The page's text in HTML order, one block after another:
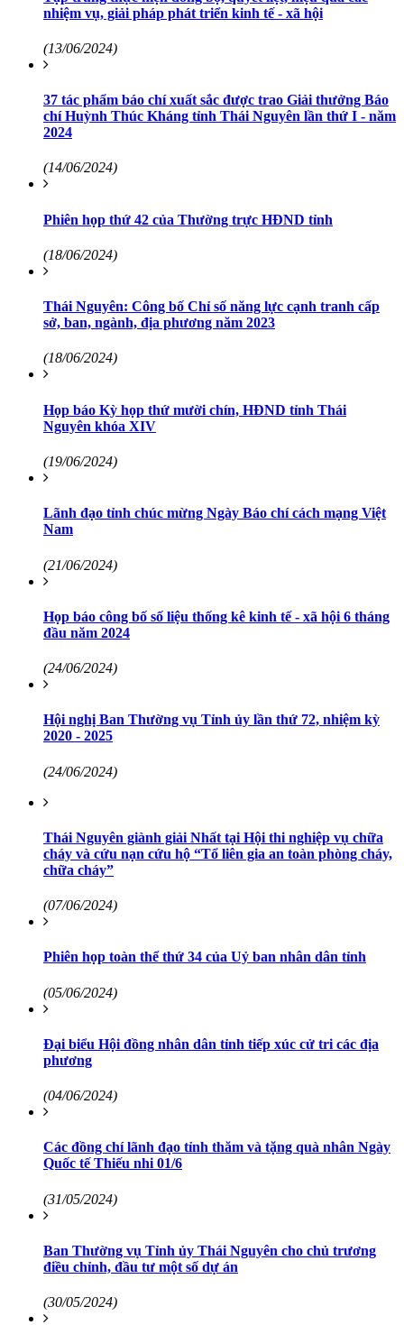
nhiệm vụ, giải pháp phát triển kinh tế - xã hội
(13/06/2024)
37 tác phẩm báo chí xuất sắc được trao Giải thưởng Báo
chí Huỳnh Thúc Kháng tỉnh Thái Nguyên lần thứ I - năm
2024
(14/06/2024)
Phiên họp thứ 42 của Thường trực HĐND tỉnh
(18/06/2024)
Thái Nguyên: Công bố Chỉ số năng lực cạnh tranh cấp
sở, ban, ngành, địa phương năm 2023
(18/06/2024)
Họp báo Kỳ họp thứ mười chín, HĐND tỉnh Thái
Nguyên khóa XIV
(19/06/2024)
Lãnh đạo tỉnh chúc mừng Ngày Báo chí cách mạng Việt
Nam
(21/06/2024)
Họp báo công bố số liệu thống kê kinh tế - xã hội 6 tháng
đầu năm 2024
(24/06/2024)
Hội nghị Ban Thường vụ Tỉnh ủy lần thứ 72, nhiệm kỳ
2020 - 2025
(24/06/2024)
Thái Nguyên giành giải Nhất tại Hội thi nghiệp vụ chữa
cháy và cứu nạn cứu hộ “Tổ liên gia an toàn phòng cháy,
chữa cháy”
(07/06/2024)
Phiên họp toàn thể thứ 34 của Uỷ ban nhân dân tỉnh
(05/06/2024)
Đại biểu Hội đồng nhân dân tỉnh tiếp xúc cử tri các địa
phương
(04/06/2024)
Các đồng chí lãnh đạo tỉnh thăm và tặng quà nhân Ngày
Quốc tế Thiếu nhi 01/6
(31/05/2024)
Ban Thường vụ Tỉnh ủy Thái Nguyên cho chủ trương
điều chỉnh, đầu tư một số dự án
(30/05/2024)